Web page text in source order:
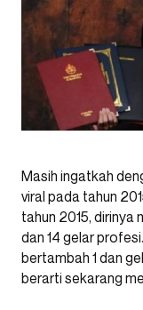
Masih ingatkah
viral pada tahun
tahun 2015, dirinya
dan 14 gelar
bertambah 1 dan
berarti sekarang